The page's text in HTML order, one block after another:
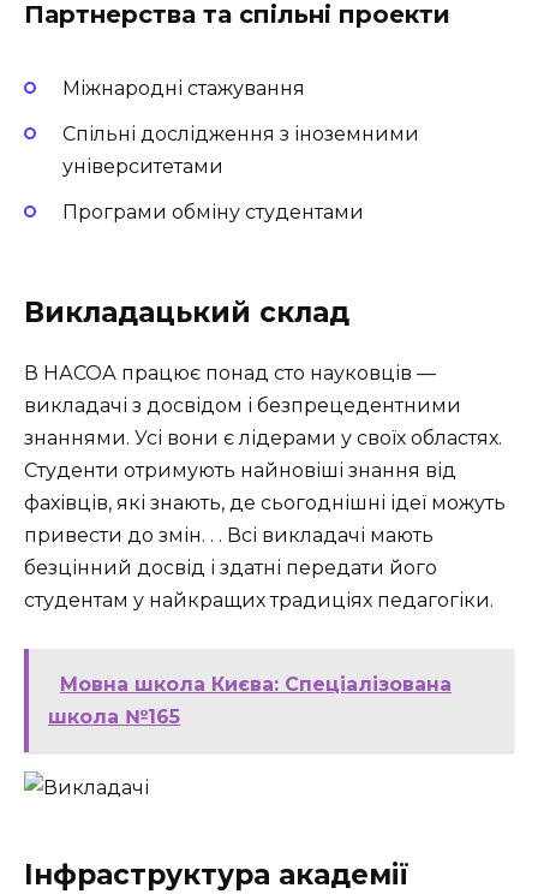
Партнерства та спільні проекти
Міжнародні стажування
Спільні дослідження з іноземними
університетами
Програми обміну студентами
Викладацький склад
В НАСОА працює понад сто науковців —
викладачі з досвідом і безпрецедентними
знаннями. Усі вони є лідерами у своїх областях.
Студенти отримують найновіші знання від
фахівців, які знають, де сьогоднішні ідеї можуть
привести до змін. . . Всі викладачі мають
безцінний досвід і здатні передати його
студентам у найкращих традиціях педагогіки.
Мовна школа Києва: Спеціалізована
школа №165
Інфраструктура академії